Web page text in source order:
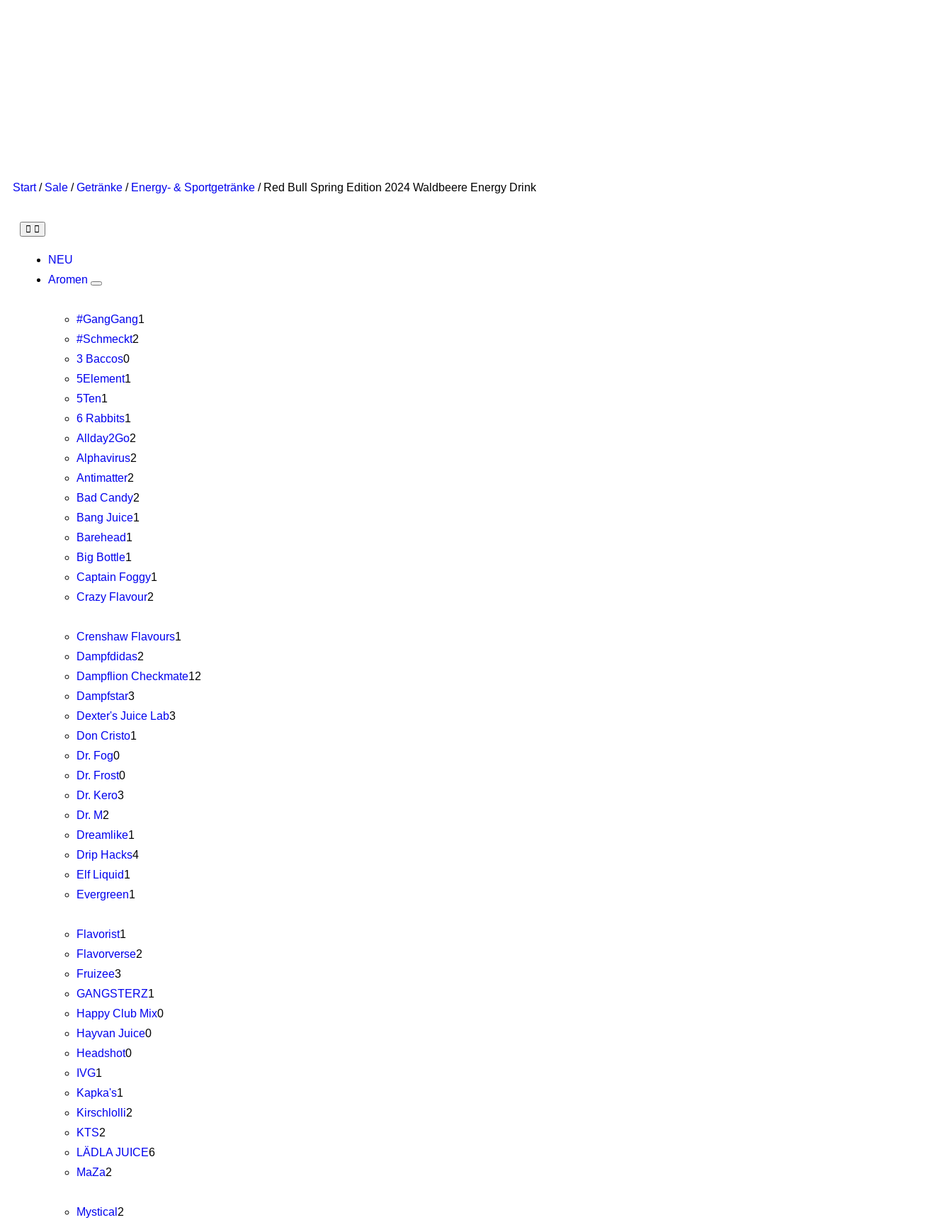
Start/ Sale /Getränke / Energy- & Sportgetränke / Red Bull Spring Edition 2024 Waldbeere Energy Drink
NEU
Aromen
#GangGang1
#Schmeckt2
3 Baccos0
5Element1
5Ten1
6 Rabbits1
Allday2Go2
Alphavirus2
Antimatter2
Bad Candy2
Bang Juice1
Barehead1
Big Bottle1
Captain Foggy1
Crazy Flavour2
Crenshaw Flavours1
Dampfdidas2
Dampflion Checkmate12
Dampfstar3
Dexter's Juice Lab3
Don Cristo1
Dr. Fog0
Dr. Frost0
Dr. Kero3
Dr. M2
Dreamlike1
Drip Hacks4
Elf Liquid1
Evergreen1
Flavorist1
Flavorverse2
Fruizee3
GANGSTERZ1
Happy Club Mix0
Hayvan Juice0
Headshot0
IVG1
Kapka's1
Kirschlolli2
KTS2
LÄDLA JUICE6
MaZa2
Mystical 2